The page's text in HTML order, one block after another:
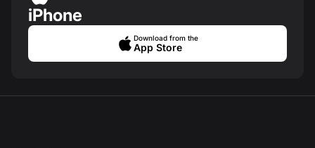
iPhone
Download from the
App Store